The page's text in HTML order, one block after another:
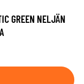
GREEN NELJÄN